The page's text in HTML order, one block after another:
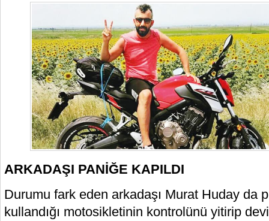
ARKADAŞI PANİĞE KAPILDI
Durumu fark eden arkadaşı Murat Huday da
kullandığı motosikletinin kontrolünü yitirip